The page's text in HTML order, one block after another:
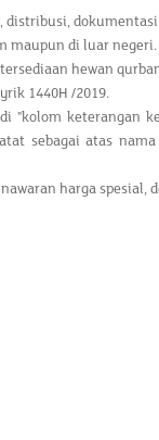
distribusi,
maupun di luar negeri.
hewan
1440H /2019.
"kolom keterangan
sebagai atas
harga spesial,